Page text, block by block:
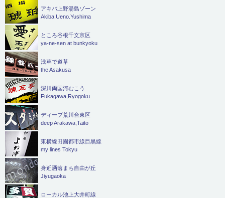
アキバ上野湯島ゾーン
Akiba,Ueno.Yushima
ところ谷根千文京区
ya-ne-sen at bunkyoku
浅草で道草
the Asakusa
深川両国河むこう
Fukagawa,Ryogoku
ディープ荒川台東区
deep Arakawa,Taito
東横線田園都市線目黒線
my lines Tokyu
身近洒落まち自由が丘
Jiyugaoka
ローカル池上大井町線